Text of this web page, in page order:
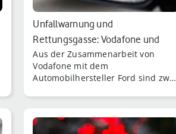
Unfallwarnung und
Rettungsgasse: Vodafone und
Ford sorgen für meh…
Aus der Zusammenarbeit von
Vodafone mit dem
Automobilhersteller Ford sind zwei